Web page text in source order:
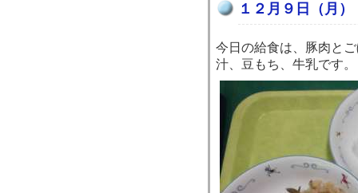
１２月９日（月）
今日の給食は、豚肉と
汁、豆もち、牛乳です。